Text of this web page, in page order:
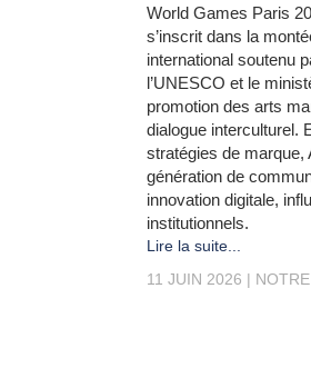
World Games Paris
s’inscrit dans la
international soutenu
l’UNESCO et le
promotion des arts
dialogue interculturel.
stratégies de marque,
génération de
innovation digitale,
institutionnels.
Lire la suite...
11 JUIN 2026